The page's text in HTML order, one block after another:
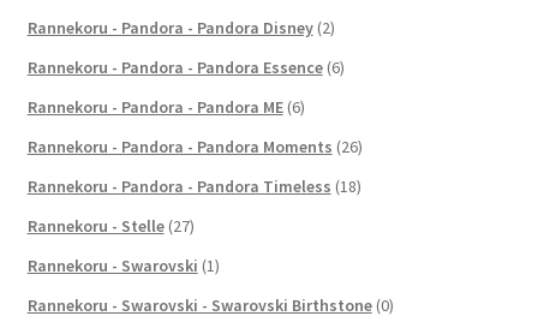
Rannekoru - Pandora - Pandora Disney (2)
Rannekoru - Pandora - Pandora Essence (6)
Rannekoru - Pandora - Pandora ME (6)
Rannekoru - Pandora - Pandora Moments (26)
Rannekoru - Pandora - Pandora Timeless (18)
Rannekoru - Stelle (27)
Rannekoru - Swarovski (1)
Rannekoru - Swarovski - Swarovski Birthstone (0)